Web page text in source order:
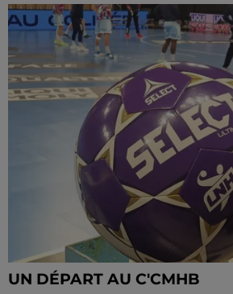
UN DÉPART AU C'CMHB